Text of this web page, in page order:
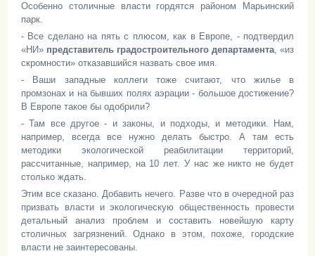
Особенно столичные власти гордятся районом Марьинский
парк.
- Все сделано на пять с плюсом, как в Европе, - подтвердил
«НИ» представитель градостроительного департамента, «из
скромности» отказавшийся назвать свое имя.
- Ваши западные коллеги тоже считают, что жилье в
промзонах и на бывших полях аэрации - большое достижение?
В Европе такое бы одобрили?
- Там все другое - и законы, и подходы, и методики. Нам,
например, всегда все нужно делать быстро. А там есть
методики экологической реабилитации территорий,
рассчитанные, например, на 10 лет. У нас же никто не будет
столько ждать.
Этим все сказано. Добавить нечего. Разве что в очередной раз
призвать власти и экологическую общественность провести
детальный анализ проблем и составить новейшую карту
столичных загрязнений. Однако в этом, похоже, городские
власти не заинтересованы.